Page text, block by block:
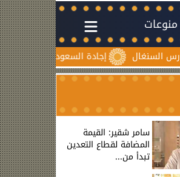
منوعات
إجادة السعودية للطيران تُطلق ”درعاً
سامر شقير: القيمة
المضافة لقطاع التعدين
تبدأ من...